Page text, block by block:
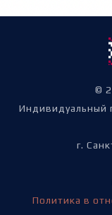
©
Индивидуальный
г.
Политика в